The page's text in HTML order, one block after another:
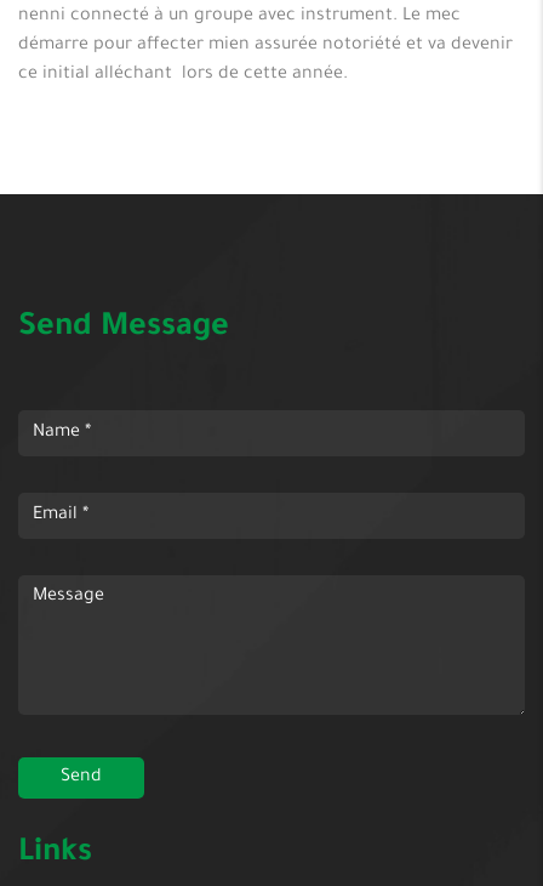
nenni connecté à un groupe avec instrument. Le mec
démarre pour affecter mien assurée notoriété et va devenir
ce initial alléchant lors de cette année.
Send Message
Links